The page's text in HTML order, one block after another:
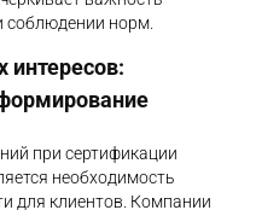
соблюдении норм.
интересов:
при сертификации
необходимость
для клиентов. Компании